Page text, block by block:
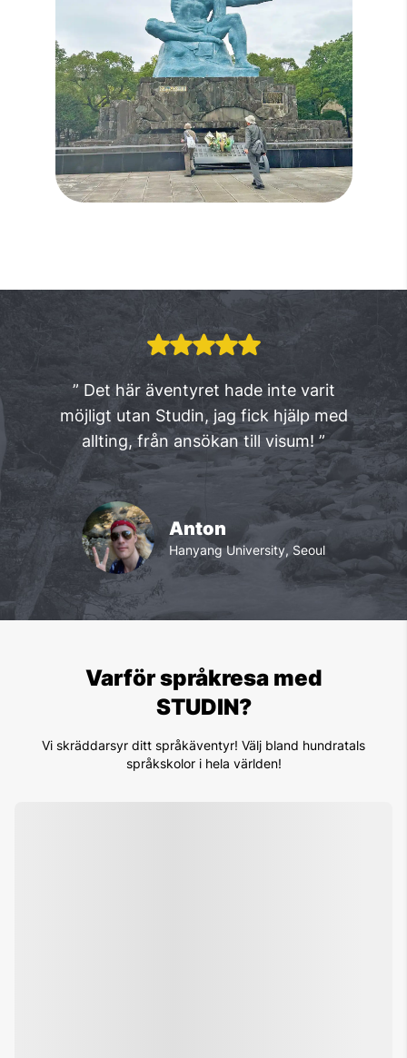
” Det här äventyret hade inte varit
möjligt utan Studin, jag fick hjälp med
allting, från ansökan till visum! ”
Anton
Hanyang University, Seoul
Varför språkresa med
STUDIN?
Vi skräddarsyr ditt språkäventyr! Välj bland hundratals
språkskolor i hela världen!